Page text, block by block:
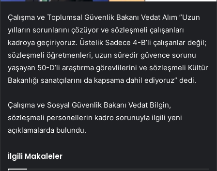
Çalışma ve Toplumsal Güvenlik Bakanı Vedat Alım ”Uzun
yılların sorunlarını çözüyor ve sözleşmeli çalışanları
kadroya geçiriyoruz. Üstelik Sadece 4-B’li çalışanlar değil;
sözleşmeli öğretmenleri, uzun süredir güvence sorunu
yaşayan 50-D’li araştırma görevlilerini ve sözleşmeli Kültür
Bakanlığı sanatçılarını da kapsama dahil ediyoruz” dedi.
Çalışma ve Sosyal Güvenlik Bakanı Vedat Bilgin,
sözleşmeli personellerin kadro sorunuyla ilgili yeni
açıklamalarda bulundu.
İlgili Makaleler